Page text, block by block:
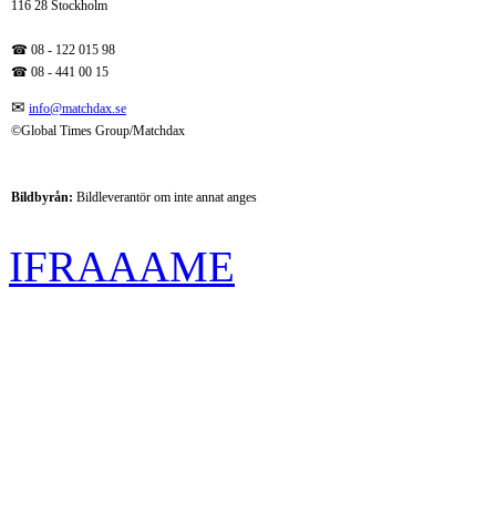
116 28 Stockholm
☎ 08 - 122 015 98
☎ 08 - 441 00 15
✉ info@matchdax.se
©Global Times Group/Matchdax
Bildbyrån: Bildleverantör om inte annat anges
IFRAAAME